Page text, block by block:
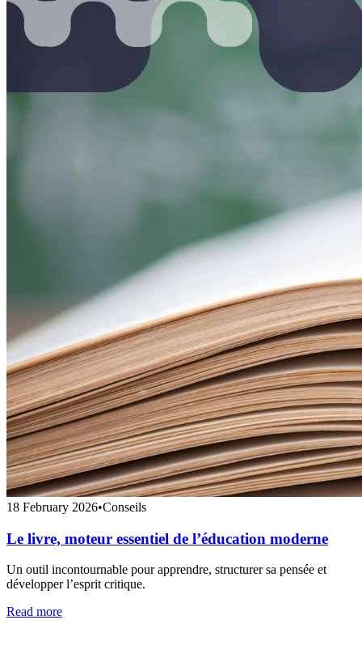
18 February 2026•Conseils
Le livre, moteur essentiel de l’éducation moderne
Un outil incontournable pour apprendre, structurer sa pensée et
développer l’esprit critique.
Read more